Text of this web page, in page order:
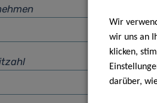
Wir
wir uns an
klicken,
darüber,